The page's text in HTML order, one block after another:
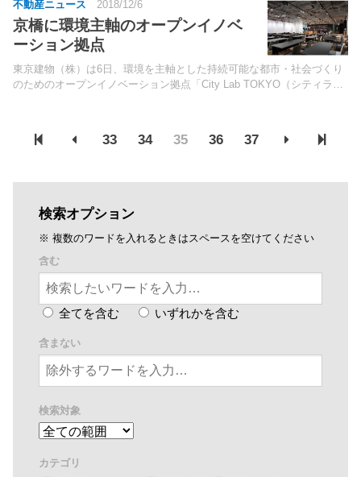
不動産ニュース 2018/12/6
京橋に環境主軸のオープンイノベ
ーション拠点
東京建物（株）は6日、環境を主軸とした持続可能な都市・社会づくり
のためのオープンイノベーション拠点「City Lab TOKYO（シティラボ
33 34 35 36 37
検索オプション
※ 複数のワードを入れるときはスペースを空けてください
含む
全てを含む いずれかを含む
含まない
検索対象
カテゴリ